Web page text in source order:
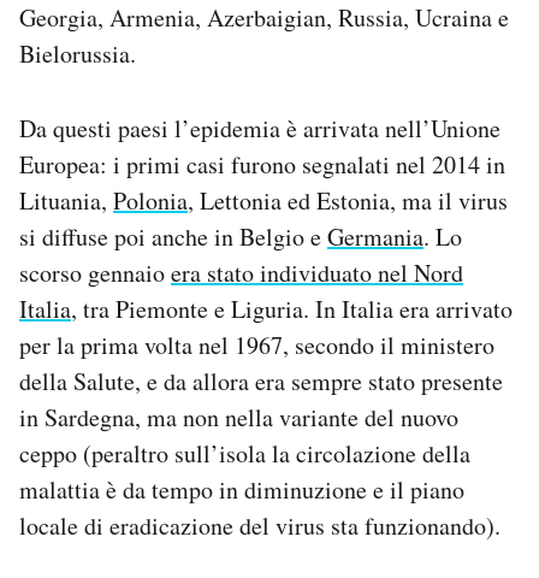
Georgia, Armenia, Azerbaigian, Russia, Ucraina e
Bielorussia.
Da questi paesi l’epidemia è arrivata nell’Unione
Europea: i primi casi furono segnalati nel 2014 in
Lituania, Polonia, Lettonia ed Estonia, ma il virus
si diffuse poi anche in Belgio eGermania. Lo
scorso gennaioera stato individuato nel Nord
Italia, tra Piemonte e Liguria. In Italia era arrivato
per la prima volta nel 1967, secondo il ministero
della Salute, e da allora era sempre stato presente
in Sardegna, ma non nella variante del nuovo
ceppo (peraltro sull’isola la circolazione della
malattia è da tempo in diminuzione e il piano
locale di eradicazione del virus sta funzionando).